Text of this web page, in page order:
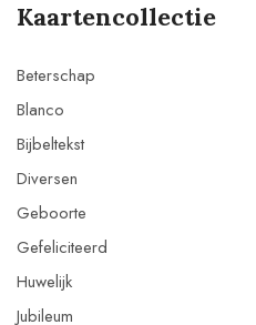
Kaartencollectie
Beterschap
Blanco
Bijbeltekst
Diversen
Geboorte
Gefeliciteerd
Huwelijk
Jubileum